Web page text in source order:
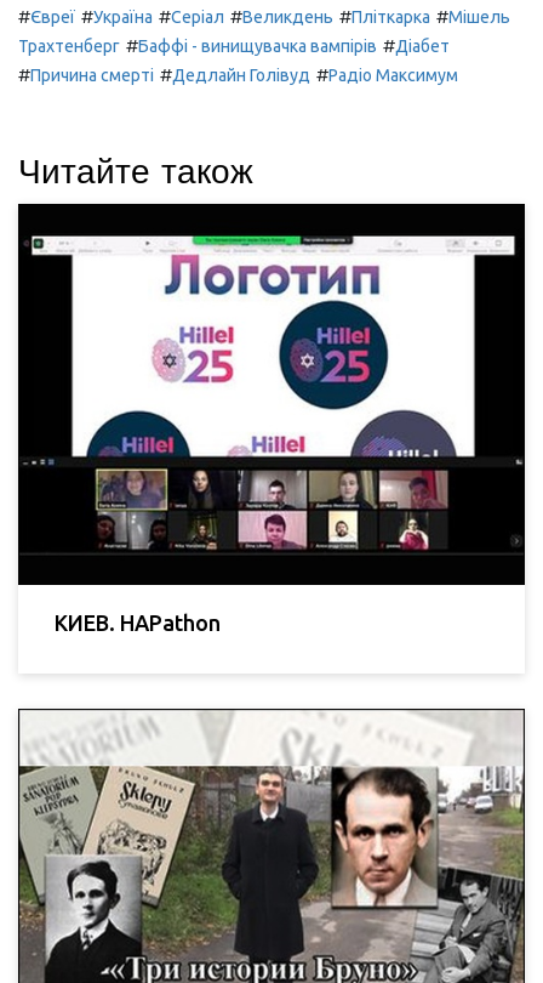
#Євреї #Україна #Серіал #Великдень #Пліткарка #Мішель
Трахтенберг #Баффі - винищувачка вампірів #Діабет
#Причина смерті #Дедлайн Голівуд #Радіо Максимум
Читайте також
КИЕВ. HAPathon